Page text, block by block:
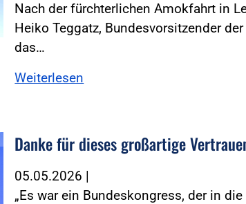
Nach der fürchterlichen Amokfahrt in
Heiko Teggatz, Bundesvorsitzender der
das…
Weiterlesen
Danke für dieses großartige
05.05.2026 |
„Es war ein Bundeskongress, der in